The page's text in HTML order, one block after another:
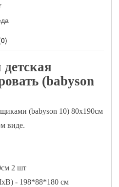
(babyson
(babyson 10) 80x190см
виде.
2 шт
- 198*88*180 см